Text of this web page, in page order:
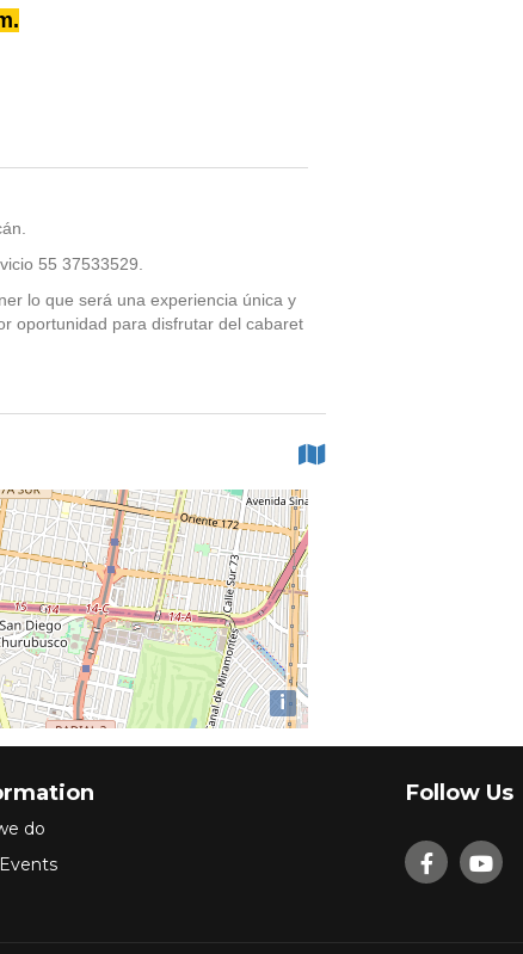
55 37533529.
lo que será una experiencia única y
oportunidad para disfrutar del cabaret
i
do
Follow Us